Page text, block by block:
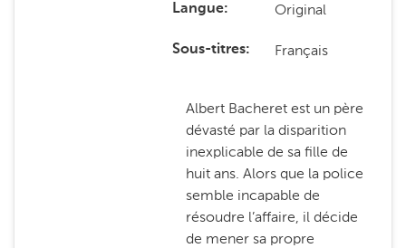
Langue Original
Sous-titres Français
Albert Bacheret est un père
dévasté par la disparition
inexplicable de sa fille de
huit ans. Alors que la police
semble incapable de
résoudre l’affaire, il décide
de mener sa propre